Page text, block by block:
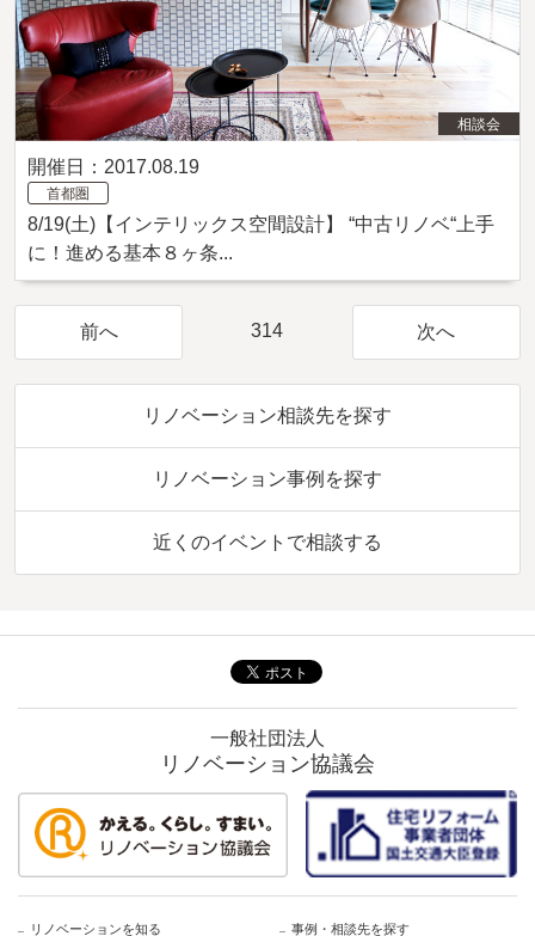
相談会
開催日：2017.08.19
首都圏
8/19(土)【インテリックス空間設計】 “中古リノベ“上手
に！進める基本８ヶ条...
前へ 314 次へ
リノベーション相談先を探す
リノベーション事例を探す
近くのイベントで相談する
一般社団法人
リノベーション協議会
リノベーションを知る 事例・相談先を探す